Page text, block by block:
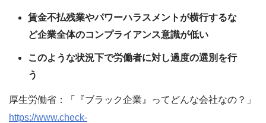
賃金不払残業やパワーハラスメントが横行するな
ど企業全体のコンプライアンス意識が低い
このような状況下で労働者に対し過度の選別を行
う
厚生労働省：「『ブラック企業』ってどんな会社なの？」
https://www.check-